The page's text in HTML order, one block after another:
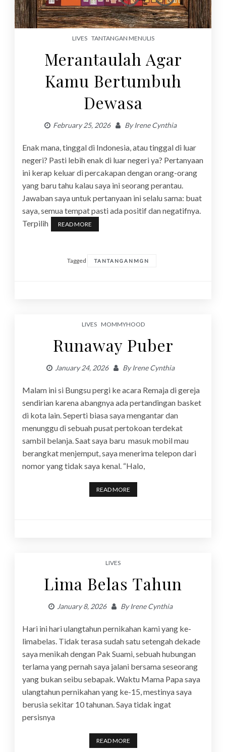
LIVES TANTANGAN MENULIS
Merantaulah Agar
Kamu Bertumbuh
Dewasa
February 25, 2026 ByIrene Cynthia
Enak mana, tinggal di Indonesia, atau tinggal di luar
negeri? Pasti lebih enak di luar negeri ya? Pertanyaan
ini kerap keluar di percakapan dengan orang-orang
yang baru tahu kalau saya ini seorang perantau.
Jawaban saya untuk pertanyaan ini selalu sama: buat
saya, semua tempat pasti ada positif dan negatifnya.
Terpilih
READ MORE
Tagged TANTANGANMGN
LIVES MOMMYHOOD
Runaway Puber
January 24, 2026 ByIrene Cynthia
Malam ini si Bungsu pergi ke acara Remaja di gereja
sendirian karena abangnya ada pertandingan basket
di kota lain. Seperti biasa saya mengantar dan
menunggu di sebuah pusat pertokoan terdekat
sambil belanja. Saat saya baru masuk mobil mau
berangkat menjemput, saya menerima telepon dari
nomor yang tidak saya kenal. “Halo,
READ MORE
LIVES
Lima Belas Tahun
January 8, 2026 ByIrene Cynthia
Hari ini hari ulangtahun pernikahan kami yang ke-
limabelas. Tidak terasa sudah satu setengah dekade
saya menikah dengan Pak Suami, sebuah hubungan
terlama yang pernah saya jalani bersama seseorang
yang bukan seibu sebapak. Waktu Mama Papa saya
ulangtahun pernikahan yang ke-15, mestinya saya
berusia sekitar 10 tahunan. Saya tidak ingat
persisnya
READ MORE